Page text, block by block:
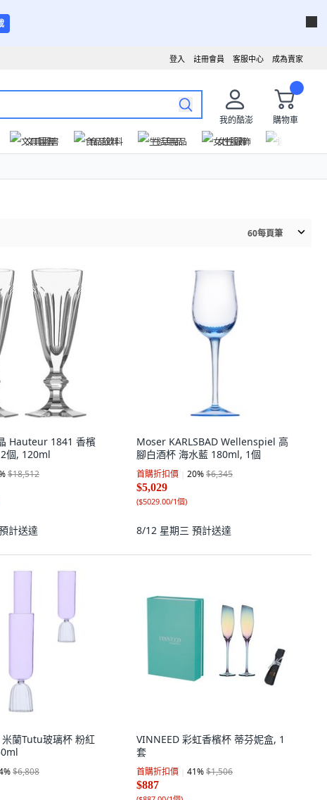
成為賣家
客服中心
註冊會員
登入
我的酷澎
購物車
文具圖書 食品飲料 生活用品 女性服飾
60每頁筆
Hauteur 1841 香檳
個, 120ml
$18,512
計送達
Moser KARLSBAD Wellenspiel 高
腳白酒杯 海水藍 180ml, 1個
首購折扣價 20%$6,345
$5,029
($5029.00/1個)
8/12 星期三 預計送達
米蘭Tutu玻璃杯 粉紅
%$6,808
VINNEED 彩虹香檳杯 蒂芬妮盒, 1
套
首購折扣價 41%$1,506
$887